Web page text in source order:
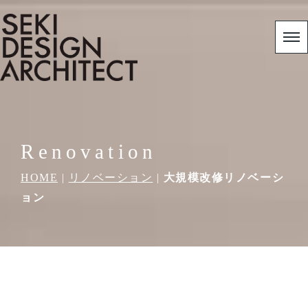
Renovation
HOME | リノベーション | 大規模改修リノベーシ
ョン